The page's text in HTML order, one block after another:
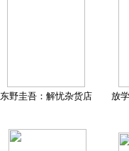
东野圭吾：解忧杂货店 放